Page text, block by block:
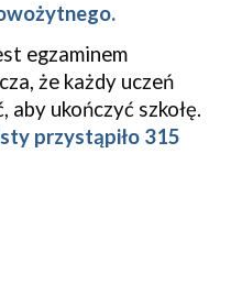
egzaminem
że każdy uczeń
aby ukończyć szkołę.
przystąpiło 315